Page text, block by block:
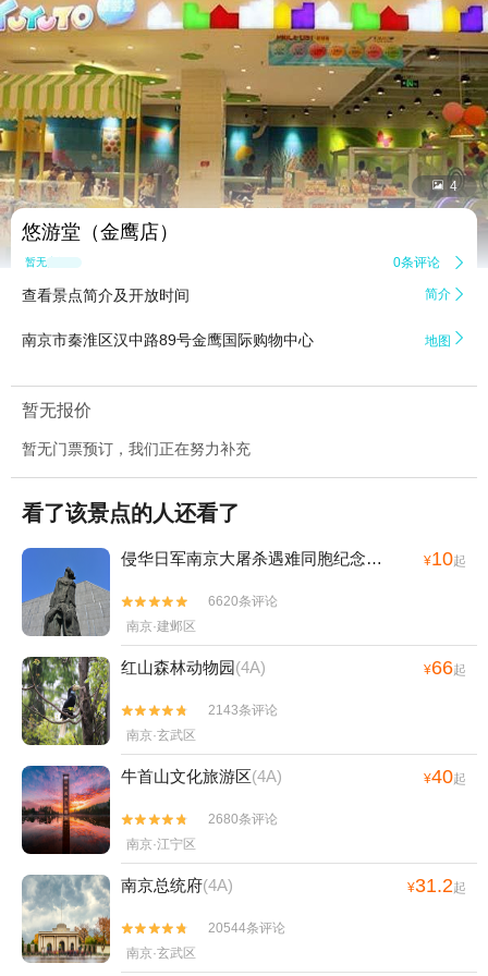
 4
悠游堂（金鹰店）
暂无点评 0条评论 
查看景点简介及开放时间 简介 
南京市秦淮区汉中路89号金鹰国际购物中心 地图 
暂无报价
暂无门票预订，我们正在努力补充
看了该景点的人还看了
侵华日军南京大屠杀遇难同胞纪念馆 ¥10起


6620条评论
南京·建邺区
红山森林动物园(4A) ¥66起


2143条评论
南京·玄武区
牛首山文化旅游区(4A) ¥40起


2680条评论
南京·江宁区
南京总统府(4A) ¥31.2起


20544条评论
南京·玄武区
